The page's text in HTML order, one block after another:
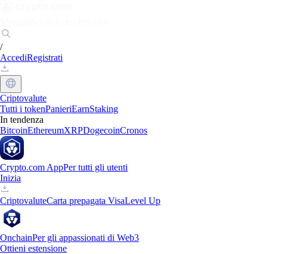
/
AccediRegistrati
Criptovalute
Tutti i tokenPanieriEarnStaking
In tendenza
BitcoinEthereumXRPDogecoinCronos
Crypto.com AppPer tutti gli utenti
Inizia
CriptovaluteCarta prepagata VisaLevel Up
OnchainPer gli appassionati di Web3
Ottieni estensione